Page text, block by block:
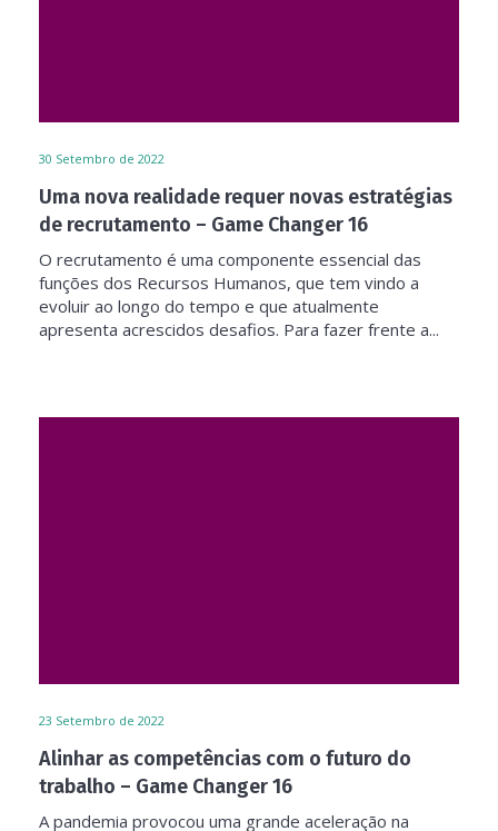
30 Setembro de 2022
Uma nova realidade requer novas estratégias
de recrutamento – Game Changer 16
O recrutamento é uma componente essencial das
funções dos Recursos Humanos, que tem vindo a
evoluir ao longo do tempo e que atualmente
apresenta acrescidos desafios. Para fazer frente a...
23 Setembro de 2022
Alinhar as competências com o futuro do
trabalho – Game Changer 16
A pandemia provocou uma grande aceleração na